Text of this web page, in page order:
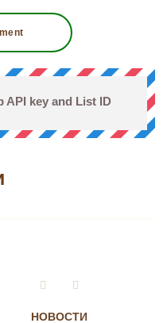
API key and List ID
НОВОСТИ
VkontakteInstagram